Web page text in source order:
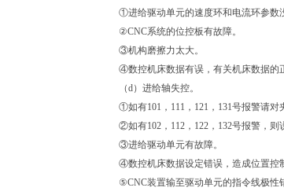
①进给驱动单元的速度环和电流环参数
②CNC系统的位控板有故障。
③机构磨擦力太大。
④数控机床数据有误，有关机床数据的
（d）进给轴失控。
①如有101，111，121，131号报警请对
②如有102，112，122，132号报警，则
③进给驱动单元有故障。
④数控机床数据设定错误，造成位置控
⑤CNC装置输至驱动单元的指令线极性